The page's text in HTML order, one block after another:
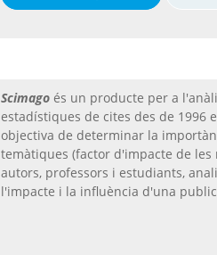
Scimago és un producte per a
estadístiques de cites des de 1996
objectiva de determinar la
temàtiques (factor d'impacte de
autors, professors i estudiants,
l'impacte i la influència d'una